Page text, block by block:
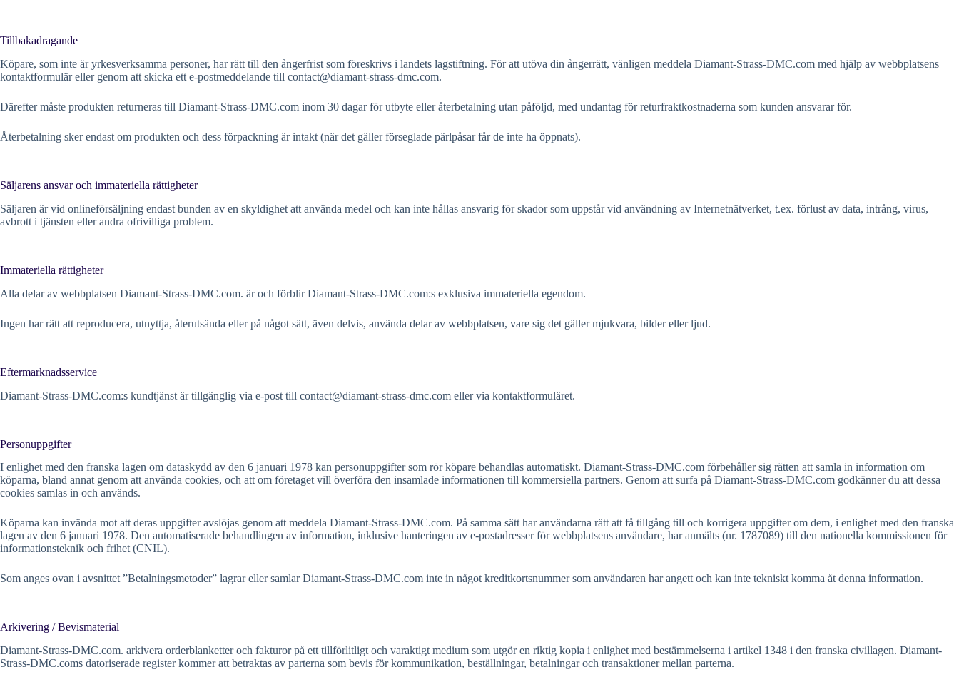
Tillbakadragande
Köpare, som inte är yrkesverksamma personer, har rätt till den ångerfrist som föreskrivs i landets lagstiftning. För att utöva din ångerrätt, vänligen meddela Diamant-Strass-DMC.com med hjälp av webbplatsens
kontaktformulär eller genom att skicka ett e-postmeddelande till contact@diamant-strass-dmc.com.
Därefter måste produkten returneras till Diamant-Strass-DMC.com inom 30 dagar för utbyte eller återbetalning utan påföljd, med undantag för returfraktkostnaderna som kunden ansvarar för.
Återbetalning sker endast om produkten och dess förpackning är intakt (när det gäller förseglade pärlpåsar får de inte ha öppnats).
Säljarens ansvar och immateriella rättigheter
Säljaren är vid onlineförsäljning endast bunden av en skyldighet att använda medel och kan inte hållas ansvarig för skador som uppstår vid användning av Internetnätverket, t.ex. förlust av data, intrång, virus,
avbrott i tjänsten eller andra ofrivilliga problem.
Immateriella rättigheter
Alla delar av webbplatsen Diamant-Strass-DMC.com. är och förblir Diamant-Strass-DMC.com:s exklusiva immateriella egendom.
Ingen har rätt att reproducera, utnyttja, återutsända eller på något sätt, även delvis, använda delar av webbplatsen, vare sig det gäller mjukvara, bilder eller ljud.
Eftermarknadsservice
Diamant-Strass-DMC.com:s kundtjänst är tillgänglig via e-post till contact@diamant-strass-dmc.com eller via kontaktformuläret.
Personuppgifter
I enlighet med den franska lagen om dataskydd av den 6 januari 1978 kan personuppgifter som rör köpare behandlas automatiskt. Diamant-Strass-DMC.com förbehåller sig rätten att samla in information om
köparna, bland annat genom att använda cookies, och att om företaget vill överföra den insamlade informationen till kommersiella partners. Genom att surfa på Diamant-Strass-DMC.com godkänner du att dessa
cookies samlas in och används.
Köparna kan invända mot att deras uppgifter avslöjas genom att meddela Diamant-Strass-DMC.com. På samma sätt har användarna rätt att få tillgång till och korrigera uppgifter om dem, i enlighet med den franska
lagen av den 6 januari 1978. Den automatiserade behandlingen av information, inklusive hanteringen av e-postadresser för webbplatsens användare, har anmälts (nr. 1787089) till den nationella kommissionen för
informationsteknik och frihet (CNIL).
Som anges ovan i avsnittet ”Betalningsmetoder” lagrar eller samlar Diamant-Strass-DMC.com inte in något kreditkortsnummer som användaren har angett och kan inte tekniskt komma åt denna information.
Arkivering / Bevismaterial
Diamant-Strass-DMC.com. arkivera orderblanketter och fakturor på ett tillförlitligt och varaktigt medium som utgör en riktig kopia i enlighet med bestämmelserna i artikel 1348 i den franska civillagen. Diamant-
Strass-DMC.coms datoriserade register kommer att betraktas av parterna som bevis för kommunikation, beställningar, betalningar och transaktioner mellan parterna.